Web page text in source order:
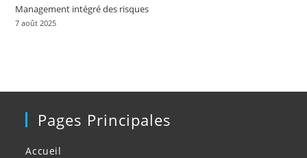
Management intégré des risques
7 août 2025
Pages Principales
Accueil